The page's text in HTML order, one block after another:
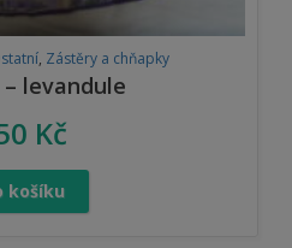
, Zástěry a chňapky
levandule
Kč
košíku